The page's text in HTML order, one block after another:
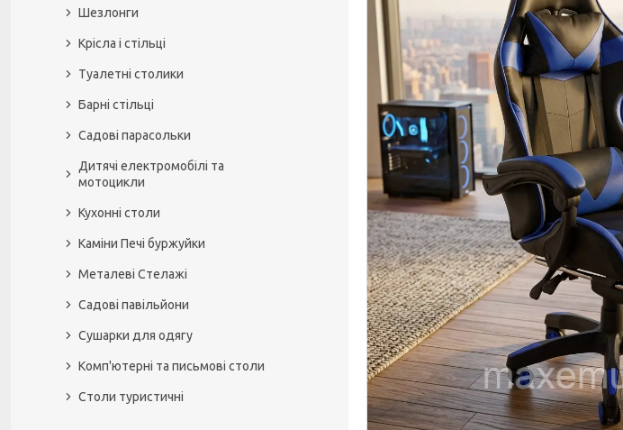
Шезлонги
Крісла і стільці
Туалетні столики
Барні стільці
Садові парасольки
Дитячі електромобілі та
мотоцикли
Кухонні столи
Каміни Печі буржуйки
Металеві Стелажі
Садові павільйони
Сушарки для одягу
Комп'ютерні та письмові столи
Столи туристичні